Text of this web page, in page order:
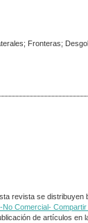
Fronteras;
revista se distribuyen
Comercial- Compartir
de artículos en